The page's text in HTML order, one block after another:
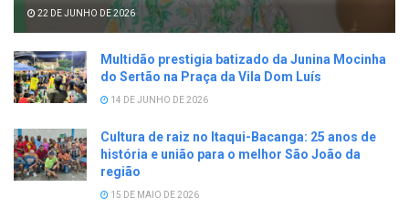
22 DE JUNHO DE 2026
Multidão prestigia batizado da Junina Mocinha
do Sertão na Praça da Vila Dom Luís
14 DE JUNHO DE 2026
Cultura de raiz no Itaqui-Bacanga: 25 anos de
história e união para o melhor São João da
região
15 DE MAIO DE 2026